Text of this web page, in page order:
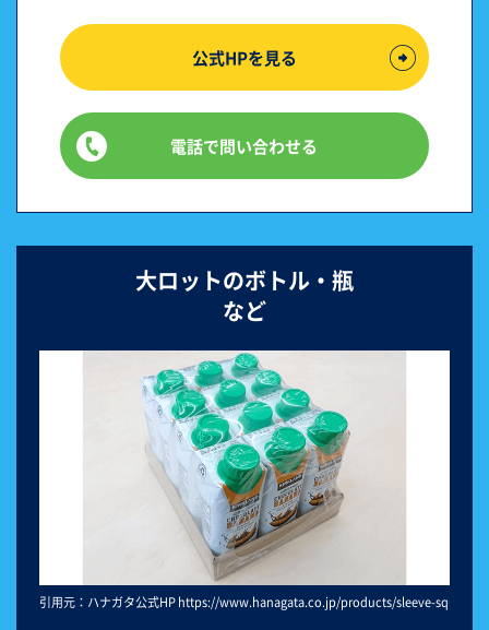
公式HPを見る
電話で問い合わせる
大ロットのボトル・瓶
など
引用元：ハナガタ公式HP https://www.hanagata.co.jp/products/sleeve-square/